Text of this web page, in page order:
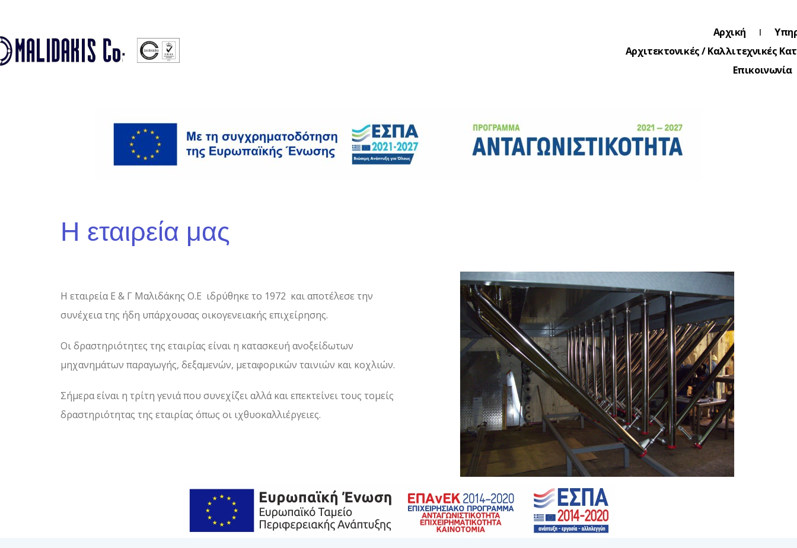
Αρχική
Αρχιτεκτονικές / Καλλιτεχνικές
Επικοινωνία
Η εταιρεία μας
Η εταιρεία Ε & Γ Μαλιδάκης Ο.Ε ιδρύθηκε το 1972 και αποτέλεσε την
συνέχεια της ήδη υπάρχουσας οικογενειακής επιχείρησης.
Οι δραστηριότητες της εταιρίας είναι η κατασκευή ανοξείδωτων
μηχανημάτων παραγωγής, δεξαμενών, μεταφορικών ταινιών και κοχλιών.
Σήμερα είναι η τρίτη γενιά που συνεχίζει αλλά και επεκτείνει τους τομείς
δραστηριότητας της εταιρίας όπως οι ιχθυοκαλλιέργειες.